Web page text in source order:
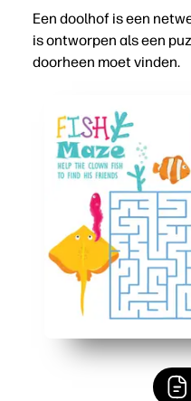
Een doolhof is een
is ontworpen als een
doorheen moet vinden.